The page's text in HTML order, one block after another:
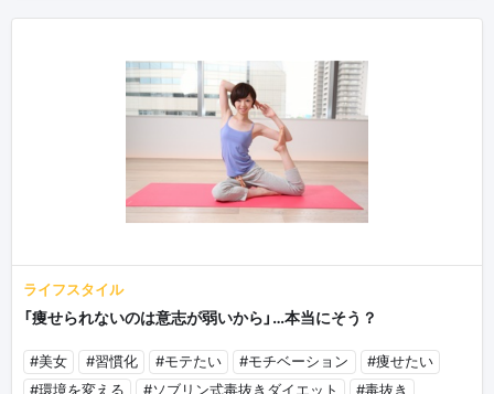
ライフスタイル
「痩せられないのは意志が弱いから」…本当にそう？
#美女 #習慣化 #モテたい #モチベーション
#痩せたい
#環境を変える
#ソブリン式毒抜きダイエット #毒抜き